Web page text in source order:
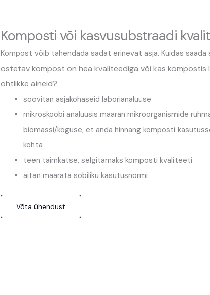
Komposti või kasvusubstraadi
Kompost võib tähendada sadat erinevat asja. Kuidas saada
ostetav kompost on hea kvaliteediga või kas kompostis
ohtlikke aineid?
soovitan asjakohaseid laborianalüüse
mikroskoobi analüüsis määran mikroorganismide
biomassi/koguse, et anda hinnang komposti
kohta
teen taimkatse, selgitamaks komposti kvaliteeti
aitan määrata sobiliku kasutusnormi
Võta ühendust